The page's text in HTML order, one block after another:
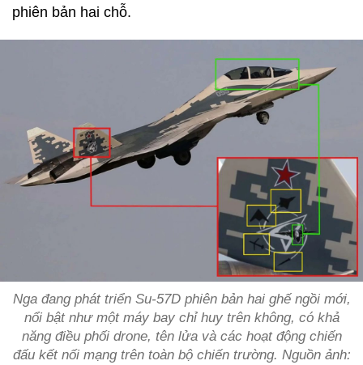
phiên bản hai chỗ.
Nga đang phát triển Su-57D phiên bản hai ghế ngồi mới,
nổi bật như một máy bay chỉ huy trên không, có khả
năng điều phối drone, tên lửa và các hoạt động chiến
đấu kết nối mạng trên toàn bộ chiến trường. Nguồn ảnh: